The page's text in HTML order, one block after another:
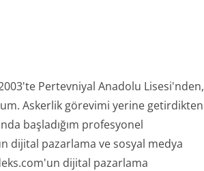
2003'te Pertevniyal Anadolu Lisesi'nden,
Askerlik görevimi yerine getirdikten
başladığım profesyonel
dijital pazarlama ve sosyal medya
dijital pazarlama